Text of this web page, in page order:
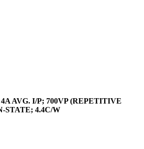
AVG. I/P; 700VP (REPETITIVE
STATE; 4.4C/W